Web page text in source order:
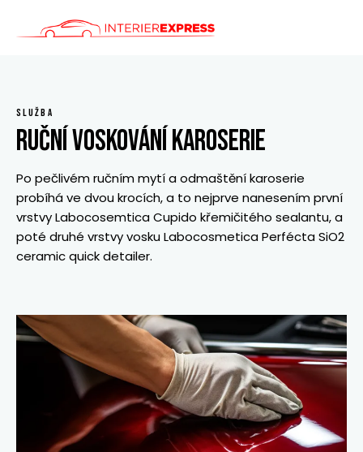
CENÍK
KONTAKT
SLUŽBA
RUČNÍ VOSKOVÁNÍ KAROSERIE
Po pečlivém ručním mytí a odmaštění karoserie
probíhá ve dvou krocích, a to nejprve nanesením první
vrstvy Labocosemtica Cupido křemičitého sealantu, a
poté druhé vrstvy vosku Labocosmetica Perfécta SiO2
ceramic quick detailer.